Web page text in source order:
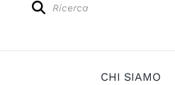
search
CHI SIAMO